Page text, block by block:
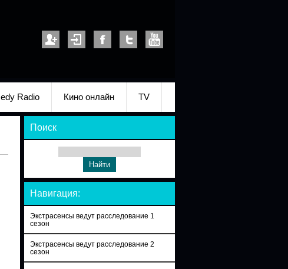
Radio Кино онлайн TV
Поиск
Навигация:
Экстрасенсы ведут расследование 1
сезон
Экстрасенсы ведут расследование 2
сезон